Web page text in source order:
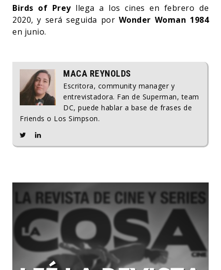
Birds of Prey llega a los cines en febrero de
2020, y será seguida por Wonder Woman 1984
en junio.
MACA REYNOLDS
Escritora, community manager y
entrevistadora. Fan de Superman, team
DC, puede hablar a base de frases de
Friends o Los Simpson.